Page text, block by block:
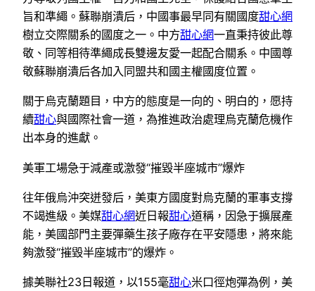
旨和準繩。蘇聯崩潰后，中國事最早同有關國度甜心網
樹立交際關系的國度之一。中方甜心網一直秉持彼此尊
敬、同等相待準繩成長雙邊友愛一起配合關系。中國尊
敬蘇聯崩潰后各加入同盟共和國主權國度位置。
關于烏克蘭題目，中方的態度是一向的、明白的，愿持
續甜心與國際社會一道，為推進政治處理烏克蘭危機作
出本身的進獻。
美軍工場急于減產或激發“摧毀半座城市”爆炸
往年俄烏沖突迸發后，美東方國度對烏克蘭的軍事支撐
不竭進級。美媒甜心網近日報甜心道稱，因急于擴展產
能，美國部門主要彈藥生孩子廠存在平安隱患，將來能
夠激發“摧毀半座城市”的爆炸。
據美聯社23日報道，以155毫甜心米口徑炮彈為例，美